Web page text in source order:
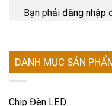
Bạn phải đăng nhập
DANH MỤC SẢN
Chip Đèn LED